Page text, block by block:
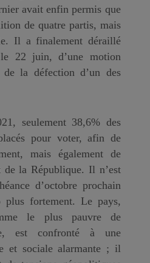
avait enfin permis que
de quatre partis, mais
Il a finalement déraillé
22 juin, d’une motion
la défection d’un des
seulement 38,6% des
pour voter, afin de
mais également de
de la République. Il n’est
d’octobre prochain
plus fortement. Le pays,
le plus pauvre de
est confronté à une
et sociale alarmante ; il